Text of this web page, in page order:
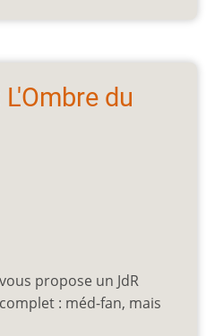
du
propose un JdR
: méd-fan, mais